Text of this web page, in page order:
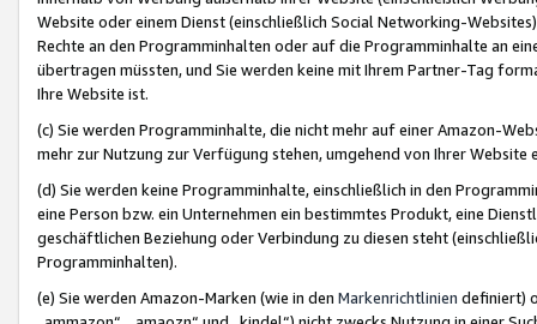
Website oder einem Dienst (einschließlich Social Networking-
Rechte an den Programminhalten oder auf die Programminhalte an
übertragen müssten, und Sie werden keine mit Ihrem Partner-Tag
Ihre Website ist.
(c) Sie werden Programminhalte, die nicht mehr auf einer Amazon-
mehr zur Nutzung zur Verfügung stehen, umgehend von Ihrer
(d) Sie werden keine Programminhalte, einschließlich in den
eine Person bzw. ein Unternehmen ein bestimmtes Produkt, eine
geschäftlichen Beziehung oder Verbindung zu diesen steht
Programminhalten).
(e) Sie werden Amazon-Marken (wie in den Markenrichtlinien definiert)